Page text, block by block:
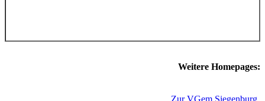
Weitere Homepages:
Zur VGem Siegenburg